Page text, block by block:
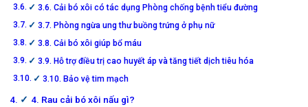
3.6. Cải bó xôi có tác dụng Phòng chống bệnh tiểu đường
3.7. Phòng ngừa ung thư buồng trứng ở phụ nữ
3.8. Cải bó xôi giúp bổ máu
3.9. Hỗ trợ điều trị cao huyết áp và tăng tiết dịch tiêu hóa
3.10. Bảo vệ tim mạch
4. Rau cải bó xôi nấu gì?